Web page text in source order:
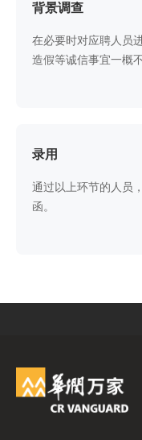
背景调查
在必要时对应聘人员
造假等诚信事宜一概
录用
通过以上环节的人员
函。